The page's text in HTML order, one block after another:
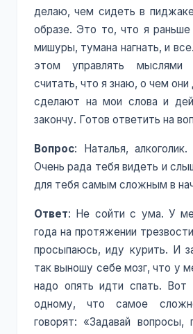
делаю, чем сидеть в
образе. Это то, что я
мишуры, тумана нагнать, и
этом управлять мыслями
считать, что я знаю, о чем
сделают на мои слова и
закончу. Готов ответить на
Вопрос: Наталья,
Очень рада тебя видеть и
для тебя самым сложным в
Ответ: Не сойти с ума. У
года на протяжении
просыпаюсь, иду курить. И
так выношу себе мозг, что у
надо опять идти спать. Вот
одному, что самое
говорят: «Задавай